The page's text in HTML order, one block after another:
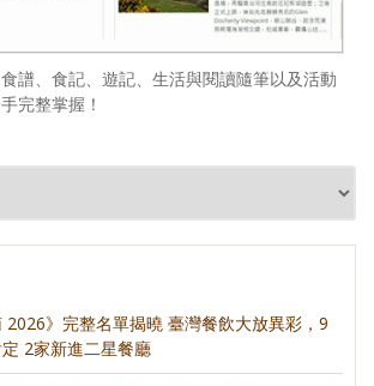
譜、食記、遊記、生活與閱讀隨筆以及活動
完整掌握！
2026》完整名單揭曉 臺灣餐飲大放異彩，9
2家新進二星餐廳